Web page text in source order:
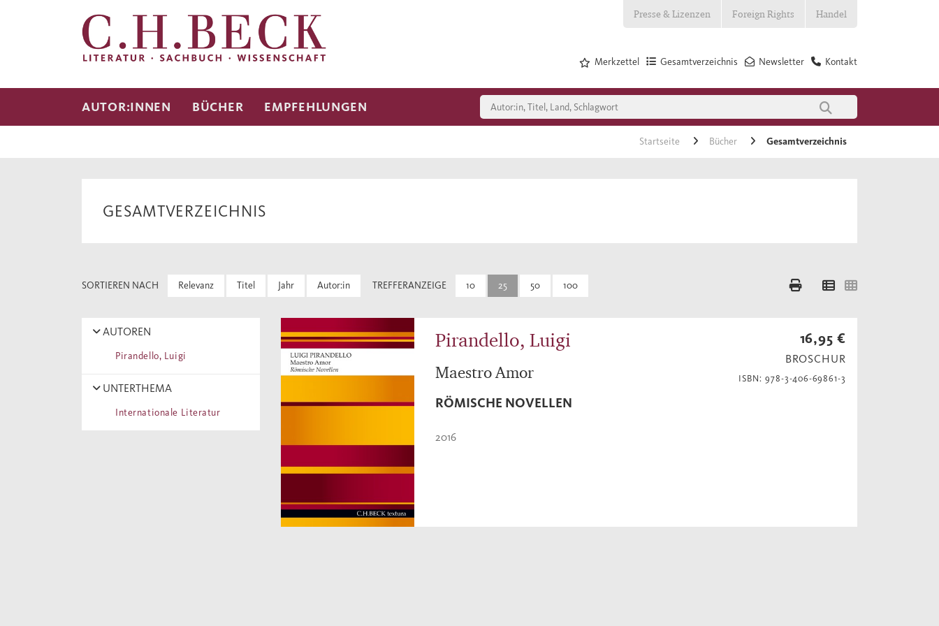
Presse & Lizenzen Foreign Rights Handel
Kontakt
Newsletter
Gesamtverzeichnis
Merkzettel
AUTOR:INNEN BÜCHER EMPFEHLUNGEN
Startseite Bücher Gesamtverzeichnis
GESAMTVERZEICHNIS
SORTIEREN NACH Relevanz Titel Jahr Autor:in TREFFERANZEIGE 10 25 50 100
AUTOREN
Pirandello, Luigi
UNTERTHEMA
Internationale Literatur
Pirandello, Luigi
Maestro Amor
RÖMISCHE NOVELLEN
2016
16,95 €
BROSCHUR
ISBN: 978-3-406-69861-3